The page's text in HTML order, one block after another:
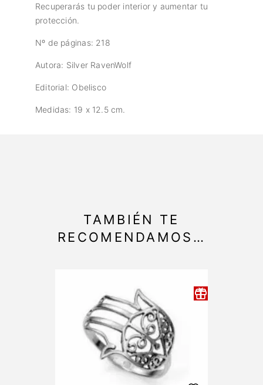
Recuperarás tu poder interior y aumentar tu
protección.
Nº de páginas: 218
Autora: Silver RavenWolf
Editorial: Obelisco
Medidas: 19 x 12.5 cm.
TAMBIÉN TE
RECOMENDAMOS…